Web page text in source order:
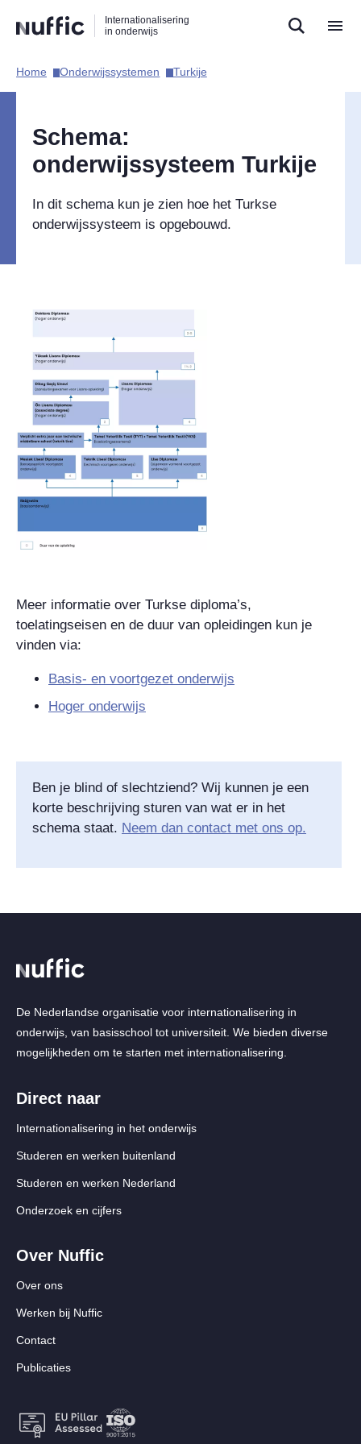
naar
zoekfunctie
naar
hoofdnavigatie
naar
inhoud
Internationalisering
in onderwijs
Hoofdnavigatie
Home​ Onderwijssystemen​ Turkije​
Schema:
onderwijssysteem Turkije
In dit schema kun je zien hoe het Turkse
onderwijssysteem is opgebouwd.
Meer informatie over Turkse diploma’s,
toelatingseisen en de duur van opleidingen kun je
vinden via:
Basis- en voortgezet onderwijs
Hoger onderwijs
Ben je blind of slechtziend? Wij kunnen je een
korte beschrijving sturen van wat er in het
schema staat. Neem dan contact met ons op.
De Nederlandse organisatie voor internationalisering in
onderwijs, van basisschool tot universiteit. We bieden diverse
mogelijkheden om te starten met internationalisering.
Direct naar
Internationalisering in het onderwijs
Studeren en werken buitenland
Studeren en werken Nederland
Onderzoek en cijfers
Over Nuffic
Over ons
Werken bij Nuffic
Contact
Publicaties